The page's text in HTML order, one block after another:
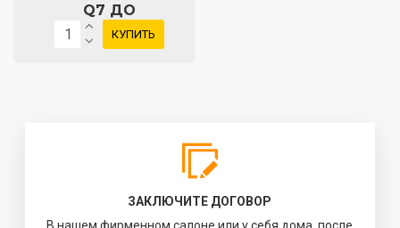
Q7 ДО
КУПИТЬ
ЗАКЛЮЧИТЕ ДОГОВОР